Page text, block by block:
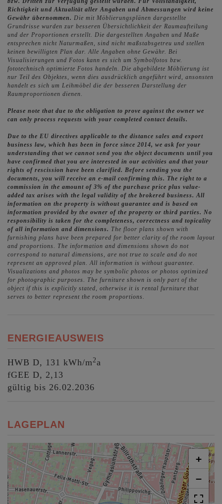
Richtigkeit und Aktualität aller Angaben und Abmessungen wird keine
Gewähr übernommen. Die mit Möblierungsplänen dargestellte
Grundrisse wurden zur besseren Übersichtlichkeit der Raumaufteilung
und der Proportionen erstellt. Die dargestellten Angaben und Maße
entsprechen nicht Naturmaßen, sind nicht maßstabsgetreu und stellen
keinen bewilligten Plan dar. Alle Angaben ohne Gewähr. Bei
Visualisierungen und Fotos kann es sich um Symbolfotos bzw.
fototechnisch optimierte Fotos handeln. Die abgebildete Möblierung ist
nur Teil des Objektes, wenn dies ausdrücklich angeführt wird, ansonsten
handelt es sich um Leihmöbel die der besseren Darstellung der
Raumproportionen dienen.
Please note that due to the obligation to prove against the owner we
can only process requests with your completed contact details.
Due to the EU directives applicable to the distance sales and export
business law, which has been in force since 2014, we ask for your
understanding that we cannot send you the object documents until you
have confirmed that you are interested in our activities and that your
rights of rescission have been clarified. Before sending you the
documents, you will receive an e-mail confirming this. The right to a
commission in the amount of 3% of the purchase price plus value-
added tax arises with the legal validity of the brokered business. All
information on the property is without guarantee and is based on
information provided by the owner of the property or third parties. No
responsibility is taken for the completeness, correctness and topicality
of all information and dimensions. The floor plans shown with
furnishing plans have been prepared for better clarity of the room layout
and proportions. The information and dimensions shown do not
correspond to natural dimensions, are not true to scale and do not
represent an approved plan. All information is without guarantee.
Visualizations and photos may be symbolic photos or photos optimized
for photographic purposes. The furniture shown is only part of the
object if this is explicitly stated, otherwise it is rental furniture that
serves to better represent the room proportions.
ENERGIEAUSWEIS
HWB D, 131 kWh/m2a
fGEE D, 2,13
gültig bis 26.02.2036
LAGEPLAN
+
−